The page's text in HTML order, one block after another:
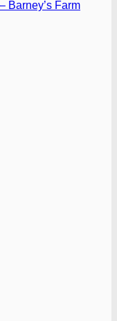
Barney’s Farm